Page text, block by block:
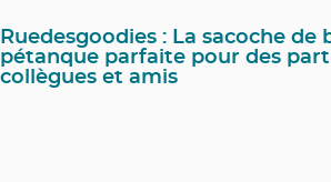
Ruedesgoodies : La sacoche de
pétanque parfaite pour des
collègues et amis